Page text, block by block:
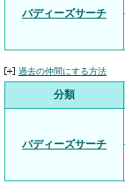
バディーズサーチ
過去の仲間にする方法
分類
バディーズサーチ